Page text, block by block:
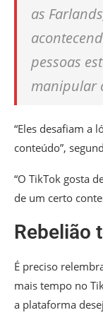
as
pessoas
manipular
“Eles desafiam a
conteúdo”,
“O TikTok gosta
de um certo
Rebelião
É preciso
mais tempo no
a plataforma